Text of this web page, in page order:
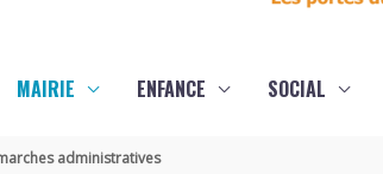
MAIRIE ENFANCE SOCIAL
administratives